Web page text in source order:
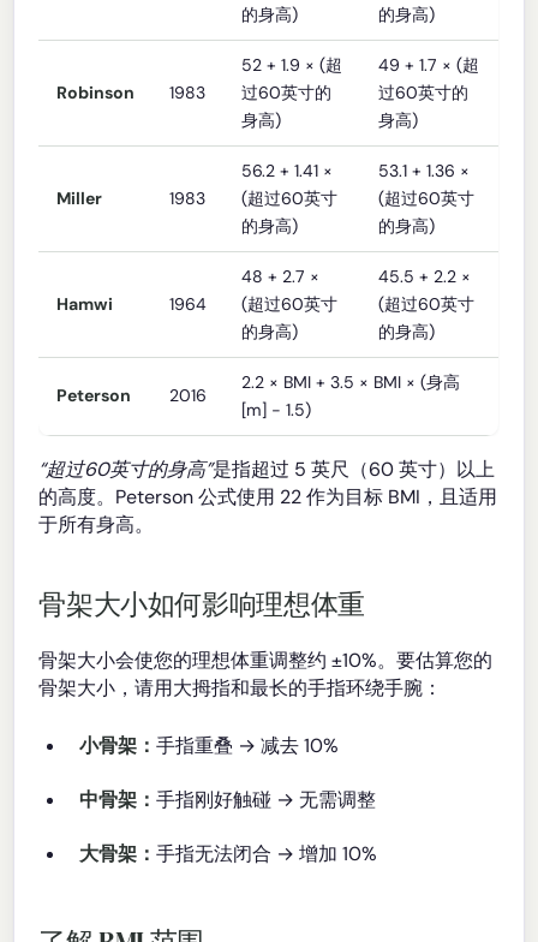
的身高)
的身高)
Robinson 1983
52 + 1.9 × (超
过60英寸的
身高)
49 + 1.7 × (超
过60英寸的
身高)
Miller 1983
56.2 + 1.41 ×
(超过60英寸
的身高)
53.1 + 1.36 ×
(超过60英寸
的身高)
Hamwi 1964
48 + 2.7 ×
(超过60英寸
的身高)
45.5 + 2.2 ×
(超过60英寸
的身高)
Peterson 2016
2.2 × BMI + 3.5 × BMI × (身高
[m] − 1.5)
“超过60英寸的身高”是指超过 5 英尺（60 英寸）以上
的高度。Peterson 公式使用 22 作为目标 BMI，且适用
于所有身高。
骨架大小如何影响理想体重
骨架大小会使您的理想体重调整约 ±10%。要估算您的
骨架大小，请用大拇指和最长的手指环绕手腕：
小骨架：手指重叠 → 减去 10%
中骨架：手指刚好触碰 → 无需调整
大骨架：手指无法闭合 → 增加 10%